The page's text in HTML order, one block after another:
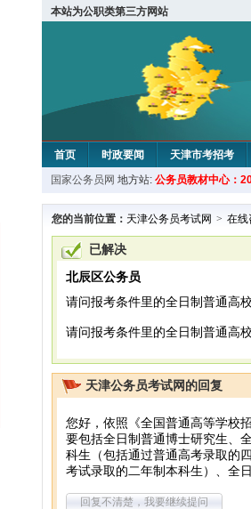
本站为公职类第三方网站
首页 时政要闻 天津市考招考
教材中心
国家公务员网 地方站: 公务员教材中心：
您的当前位置： 天津公务员考试网 > 在线
已解决
北辰区公务员
请问报考条件里的全日制普通高
请问报考条件里的全日制普通高
天津公务员考试网的回复
您好，依照《全国普通高等学校
要包括全日制普通博士研究生、
科生（包括通过普通高考录取的
考试录取的二年制本科生）、全
回复不清楚，我要继续提问